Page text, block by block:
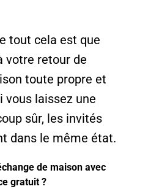
tout cela est que
votre retour de
toute propre et
vous laissez une
sûr, les invités
dans le même état.
de maison avec
gratuit ?